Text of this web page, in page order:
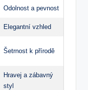
Odolnost a pevnost
Elegantní vzhled
Šetrnost k přírodě
Hravej a zábavný
styl